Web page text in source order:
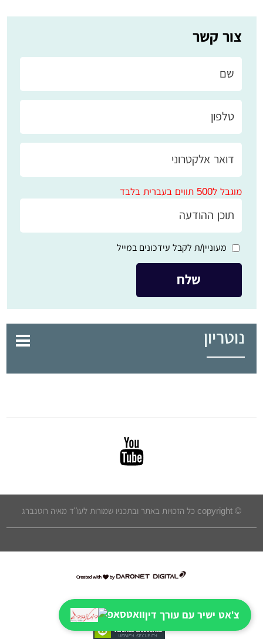
צור קשר
מוגבל ל500 תווים בעברית בלבד
מעוניין/ת לקבל עידכונים במייל
נוטריון
© copyright כל הזכויות באתר ובתכניו שמורות לעו"ד מאיה רוטנברג
דרונט
-
בנייתצ'אט ישיר עם עורך דין